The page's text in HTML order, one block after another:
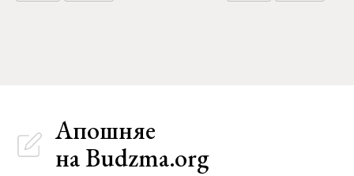
Апошняе
на Budzma.org